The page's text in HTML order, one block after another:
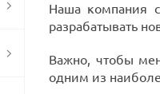
Наша компания
разрабатывать
Важно, чтобы
одним из